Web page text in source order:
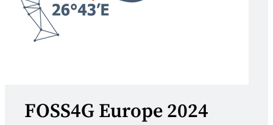
FOSS4G Europe 2024